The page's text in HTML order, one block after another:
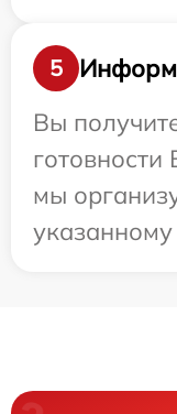
5
Вы
мы
указанному